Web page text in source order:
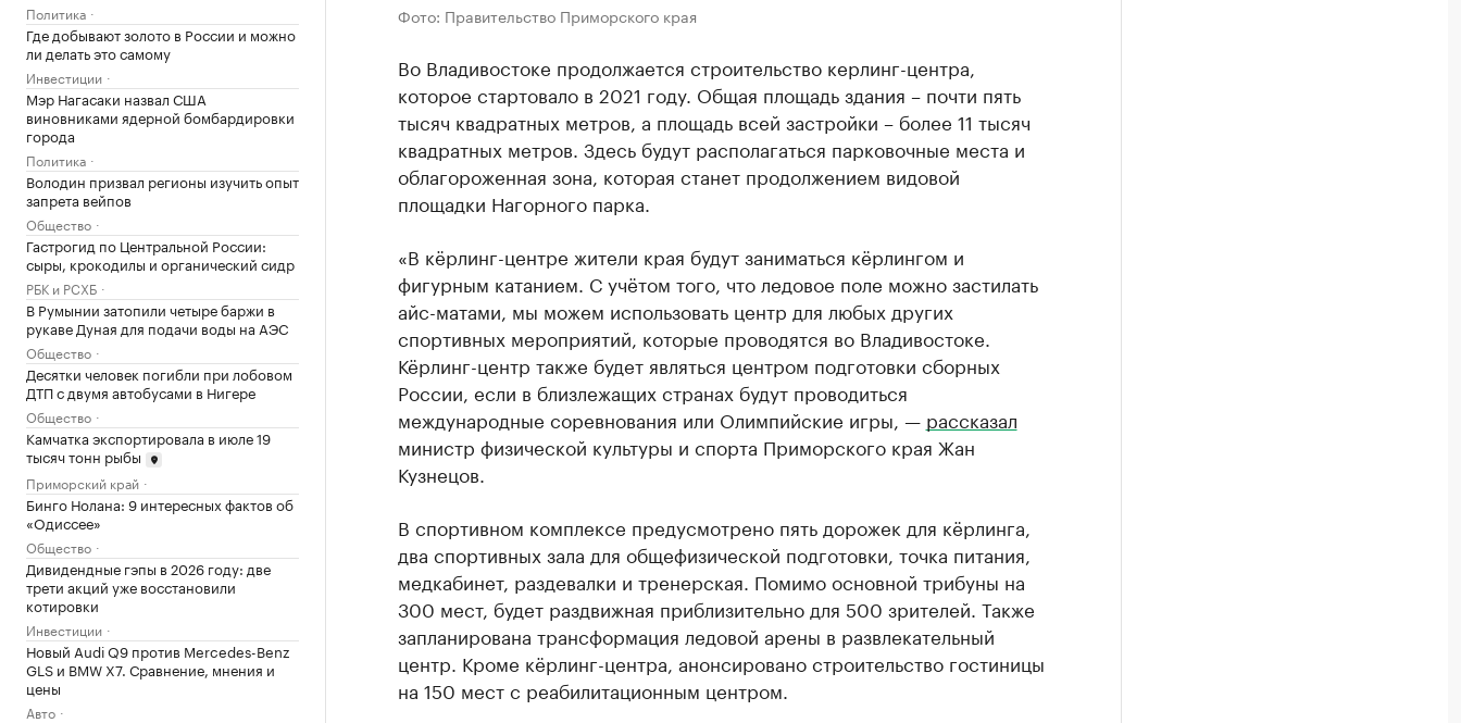
Политика
Где добывают золото в России и можно
ли делать это самому
Инвестиции
Мэр Нагасаки назвал США
виновниками ядерной бомбардировки
города
Политика
Володин призвал регионы изучить опыт
запрета вейпов
Общество
Гастрогид по Центральной России:
сыры, крокодилы и органический сидр
РБК и РСХБ
В Румынии затопили четыре баржи в
рукаве Дуная для подачи воды на АЭС
Общество
Десятки человек погибли при лобовом
ДТП с двумя автобусами в Нигере
Общество
Камчатка экспортировала в июле 19
тысяч тонн рыбы
Приморский край
Бинго Нолана: 9 интересных фактов об
«Одиссее»
Общество
Дивидендные гэпы в 2026 году: две
трети акций уже восстановили
котировки
Инвестиции
Новый Audi Q9 против Mercedes-Benz
GLS и BMW X7. Сравнение, мнения и
цены
Авто
Фото: Правительство Приморского края
Во Владивостоке продолжается строительство керлинг-центра,
которое стартовало в 2021 году. Общая площадь здания – почти пять
тысяч квадратных метров, а площадь всей застройки – более 11 тысяч
квадратных метров. Здесь будут располагаться парковочные места и
облагороженная зона, которая станет продолжением видовой
площадки Нагорного парка.
«В кёрлинг-центре жители края будут заниматься кёрлингом и
фигурным катанием. С учётом того, что ледовое поле можно застилать
айс-матами, мы можем использовать центр для любых других
спортивных мероприятий, которые проводятся во Владивостоке.
Кёрлинг-центр также будет являться центром подготовки сборных
России, если в близлежащих странах будут проводиться
международные соревнования или Олимпийские игры, — рассказал
министр физической культуры и спорта Приморского края Жан
Кузнецов.
В спортивном комплексе предусмотрено пять дорожек для кёрлинга,
два спортивных зала для общефизической подготовки, точка питания,
медкабинет, раздевалки и тренерская. Помимо основной трибуны на
300 мест, будет раздвижная приблизительно для 500 зрителей. Также
запланирована трансформация ледовой арены в развлекательный
центр. Кроме кёрлинг-центра, анонсировано строительство гостиницы
на 150 мест с реабилитационным центром.